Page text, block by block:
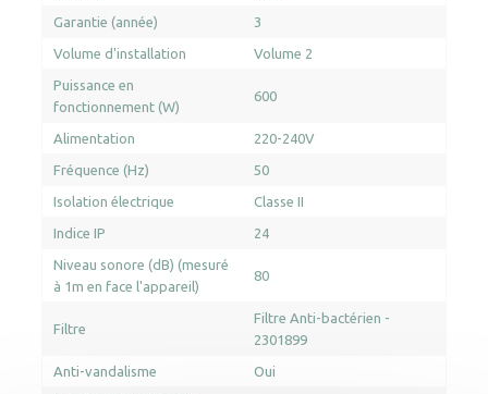
Garantie (année) 3
Volume d'installation Volume 2
Puissance en
fonctionnement (W)
600
Alimentation 220-240V
Fréquence (Hz) 50
Isolation électrique Classe II
Indice IP 24
Niveau sonore (dB) (mesuré
à 1m en face l'appareil)
80
Filtre
Filtre Anti-bactérien -
2301899
Anti-vandalisme Oui